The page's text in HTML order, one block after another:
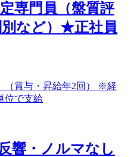
専門員（盤質評
など）★正社員
（賞与・昇給年2回） ※経
位で支給
響・ノルマなし